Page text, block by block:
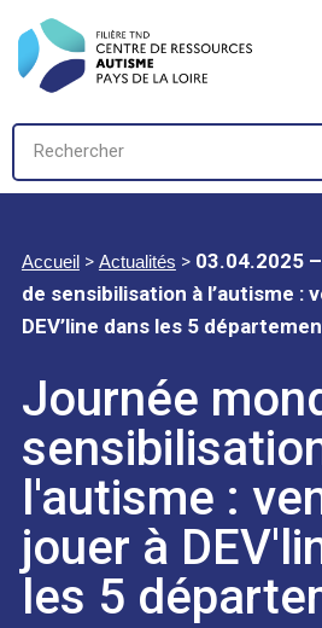
Accueil> Actualités> 03.04.2025
de sensibilisation à l’autisme :
DEV’line dans les 5
Journée
l'autisme :
jouer à
les 5